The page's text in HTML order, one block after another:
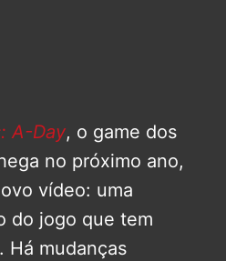
A-Day, o game dos
no próximo ano,
vídeo: uma
do jogo que tem
Há mudanças